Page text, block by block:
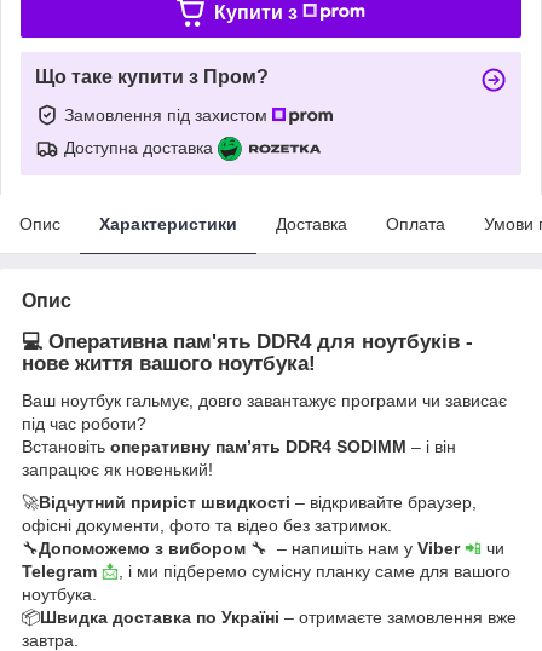
Купити з
Що таке купити з Пром?
Замовлення під захистом
Доступна доставка
Опис Характеристики Доставка Оплата Умови
Опис
💻 Оперативна пам'ять DDR4 для ноутбуків -
нове життя вашого ноутбука!
Ваш ноутбук гальмує, довго завантажує програми чи зависає
під час роботи?
Встановіть оперативну пам’ять DDR4 SODIMM – і він
запрацює як новенький!
🚀Відчутний приріст швидкості – відкривайте браузер,
офісні документи, фото та відео без затримок.
🔧Допоможемо з вибором 🔧 – напишіть нам у Viber📲 чи
Telegram 📩 , і ми підберемо сумісну планку саме для вашого
ноутбука.
📦Швидка доставка по Україні – отримаєте замовлення вже
завтра.